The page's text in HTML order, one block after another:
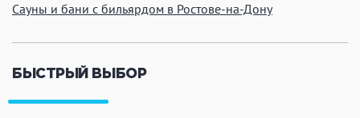
Сауны и бани с бильярдом в Ростове-на-Дону
БЫСТРЫЙ ВЫБОР